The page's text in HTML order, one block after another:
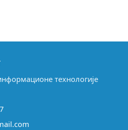
технологије